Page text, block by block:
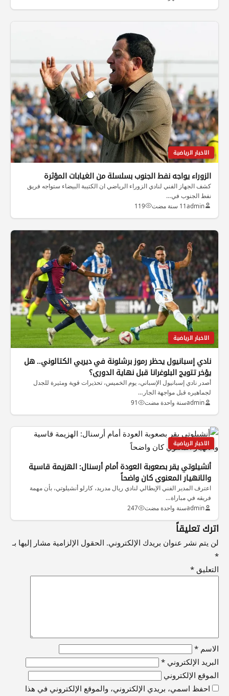
الاخبار الرياضية
الزوراء يواجه نفط الجنوب بسلسلة من الغيابات المؤثرة
كشف الجهاز الفني لنادي الزوراء الرياضي ان الكتيبة البيضاء ستواجه فريق
نفط الجنوب في…
admin11 سنة مضت 119
الاخبار الرياضية
نادي إسبانيول يحظر رموز برشلونة في ديربي الكتالوني.. هل
يؤخر تتويج البلوغرانا قبل نهاية الدوري؟
أصدر نادي إسبانيول الإسباني، يوم الخميس، تحذيرات قوية ومثيرة للجدل
لجماهيره قبل مواجهة الجار…
adminسنة واحدة مضت 91
الاخبار الرياضية
أنشيلوتي يقر بصعوبة العودة أمام أرسنال: الهزيمة قاسية
والانهيار المعنوي كان واضحاً
اعترف المدير الفني الإيطالي لنادي ريال مدريد، كارلو أنشيلوتي، بأن مهمة
فريقه في مباراة…
adminسنة واحدة مضت 247
اترك تعليقاً
لن يتم نشر عنوان بريدك الإلكتروني. الحقول الإلزامية مشار إليها بـ
*
التعليق *
الاسم *
البريد الإلكتروني *
الموقع الإلكتروني
احفظ اسمي، بريدي الإلكتروني، والموقع الإلكتروني في هذا